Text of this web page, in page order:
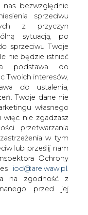
bezwzględnie
sprzeciwu
z przyczyn
sytuacją, po
sprzeciwu Twoje
nie będzie istnieć
podstawa do
Twoich interesów,
do ustalenia,
Twoje dane nie
własnego
więc nie zgadzasz
przetwarzania
w tym
lub prześlij nam
Ochrony
iod@are.waw.pl
na zgodność z
przed jej
i
sieci
jest
sztuki
domów.
Heat Poland są
nowe inwestycje w
- jednoczesne
i ciepła). Z punktu
nowych
i najbardziej
- konkurencyjne
nowych osiedli
zainteresowani są
i budowie
i wymierne
wręcz niemożności
i podłączeń przez